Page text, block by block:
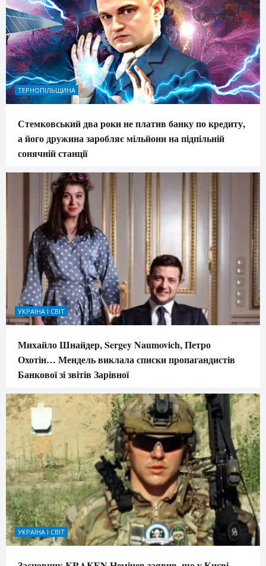
ТЕРНОПІЛЬЩИНА
Стемковський два роки не платив банку по кредиту,
а його дружина заробляє мільйони на підпільній
сонячній станції
УКРАЇНА І СВІТ
Михайло Шнайдер, Sergey Naumovich, Петро
Охотін… Мендель виклала списки пропагандистів
Банкової зі звітів Зарівної
УКРАЇНА І СВІТ